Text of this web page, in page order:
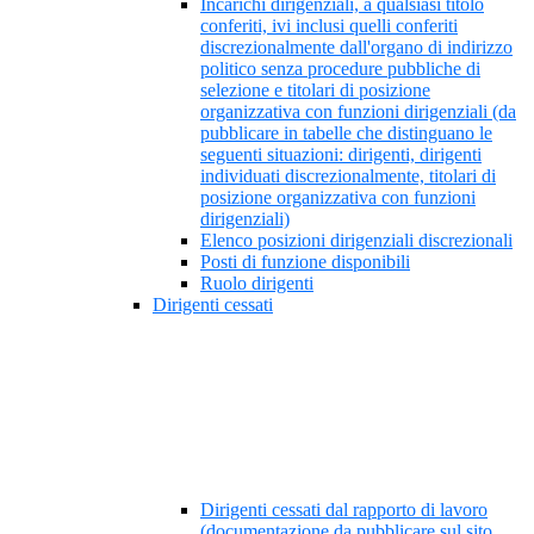
Incarichi dirigenziali, a qualsiasi titolo
conferiti, ivi inclusi quelli conferiti
discrezionalmente dall'organo di indirizzo
politico senza procedure pubbliche di
selezione e titolari di posizione
organizzativa con funzioni dirigenziali (da
pubblicare in tabelle che distinguano le
seguenti situazioni: dirigenti, dirigenti
individuati discrezionalmente, titolari di
posizione organizzativa con funzioni
dirigenziali)
Elenco posizioni dirigenziali discrezionali
Posti di funzione disponibili
Ruolo dirigenti
Dirigenti cessati
Dirigenti cessati dal rapporto di lavoro